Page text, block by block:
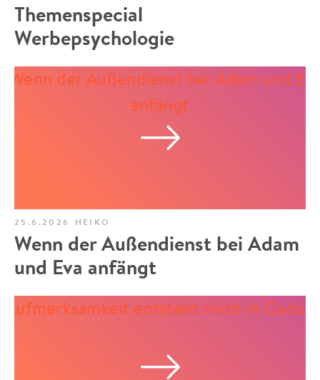
Themenspecial
Werbepsychologie
25.6.2026 HEIKO
Wenn der Außendienst bei Adam
und Eva anfängt